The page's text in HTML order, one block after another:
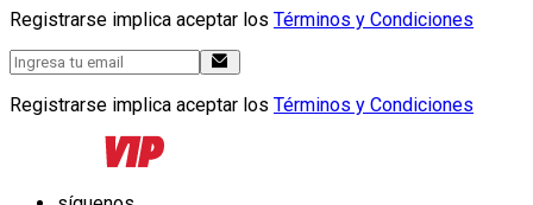
Registrarse implica aceptar los Términos y Condiciones
Registrarse implica aceptar los Términos y Condiciones